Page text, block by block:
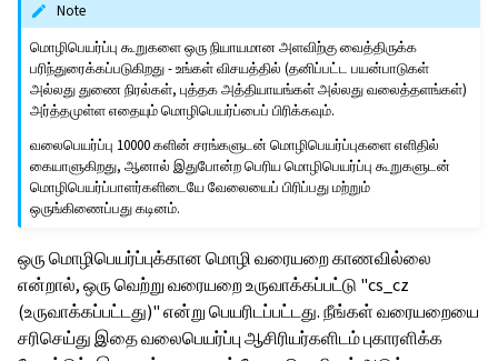
Note
மொழிபெயர்ப்பு கூறுகளை ஒரு நியாயமான அளவிற்கு வைத்திருக்க
பரிந்துரைக்கப்படுகிறது - உங்கள் விசயத்தில் (தனிப்பட்ட பயன்பாடுகள்
அல்லது துணை நிரல்கள், புத்தக அத்தியாயங்கள் அல்லது வலைத்தளங்கள்)
அர்த்தமுள்ள எதையும் மொழிபெயர்ப்பைப் பிரிக்கவும்.
வலைபெயர்ப்பு 10000 களின் சரங்களுடன் மொழிபெயர்ப்புகளை எளிதில்
கையாளுகிறது, ஆனால் இதுபோன்ற பெரிய மொழிபெயர்ப்பு கூறுகளுடன்
மொழிபெயர்ப்பாளர்களிடையே வேலையைப் பிரிப்பது மற்றும்
ஒருங்கிணைப்பது கடினம்.
ஒரு மொழிபெயர்ப்புக்கான மொழி வரையறை காணவில்லை
என்றால், ஒரு வெற்று வரையறை உருவாக்கப்பட்டு "cs_cz
(உருவாக்கப்பட்டது)" என்று பெயரிடப்பட்டது. நீங்கள் வரையறையை
சரிசெய்து இதை வலைபெயர்ப்பு ஆசிரியர்களிடம் புகாரளிக்க